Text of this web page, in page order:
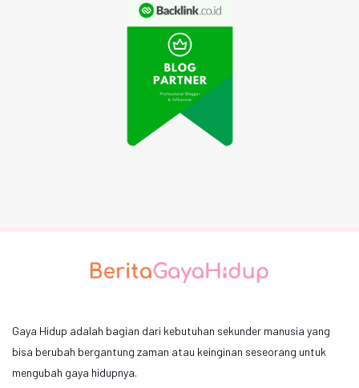
Gaya Hidup adalah bagian dari kebutuhan sekunder manusia yang
bisa berubah bergantung zaman atau keinginan seseorang untuk
mengubah gaya hidupnya.